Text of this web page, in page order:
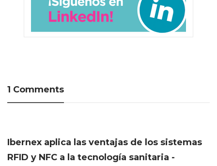
1 Comments
Ibernex aplica las ventajas de los sistemas
RFID y NFC a la tecnología sanitaria -